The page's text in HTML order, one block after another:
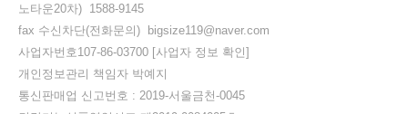
노타운20차) 1588-9145
fax 수신차단(전화문의) bigsize119@naver.com
사업자번호107-86-03700 [사업자 정보 확인]
개인정보관리 책임자 박예지
통신판매업 신고번호 : 2019-서울금천-0045